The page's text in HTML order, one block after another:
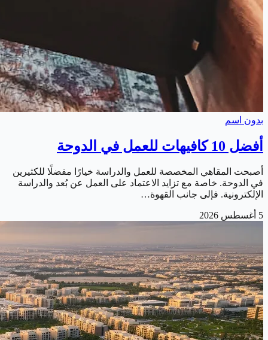
بدون اسم
أفضل 10 كافيهات للعمل في الدوحة
أصبحت المقاهي المخصصة للعمل والدراسة خيارًا مفضلًا للكثيرين
في الدوحة. خاصة مع تزايد الاعتماد على العمل عن بُعد والدراسة
الإلكترونية. فإلى جانب القهوة…
5 أغسطس 2026